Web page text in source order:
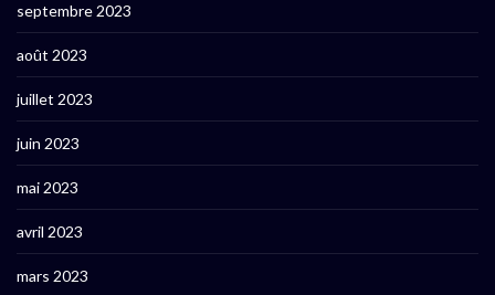
septembre 2023
août 2023
juillet 2023
juin 2023
mai 2023
avril 2023
mars 2023